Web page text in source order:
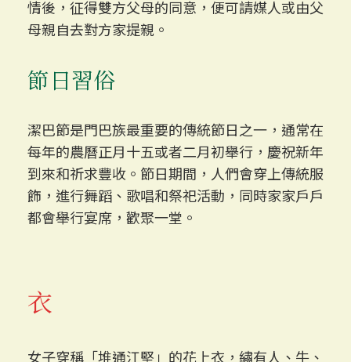
情後，征得雙方父母的同意，便可請媒人或由父
母親自去對方家提親。
節日習俗
潔巴節是門巴族最重要的傳統節日之一，通常在
每年的農曆正月十五或者二月初舉行，慶祝新年
到來和祈求豐收。節日期間，人們會穿上傳統服
飾，進行舞蹈、歌唱和祭祀活動，同時家家戶戶
都會舉行宴席，歡聚一堂。
衣
女子穿稱「堆通江堅」的花上衣，繡有人、牛、